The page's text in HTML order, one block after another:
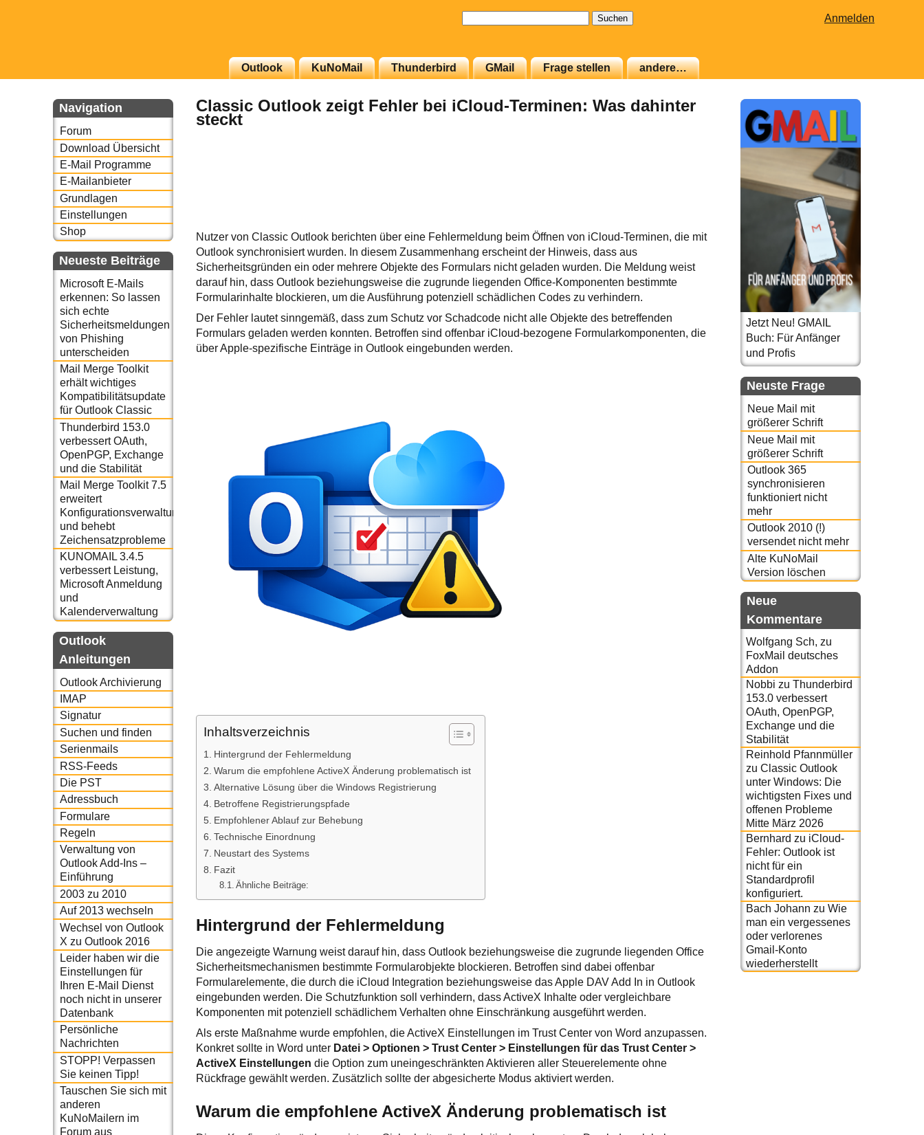
Anmelden
Outlook KuNoMail Thunderbird GMail Frage stellen andere…
Navigation
Forum
Download Übersicht
E-Mail Programme
E-Mailanbieter
Grundlagen
Einstellungen
Shop
Neueste Beiträge
Microsoft E-Mails
erkennen: So lassen
sich echte
Sicherheitsmeldungen
von Phishing
unterscheiden
Mail Merge Toolkit
erhält wichtiges
Kompatibilitätsupdate
für Outlook Classic
Thunderbird 153.0
verbessert OAuth,
OpenPGP, Exchange
und die Stabilität
Mail Merge Toolkit 7.5
erweitert
Konfigurationsverwaltung
und behebt
Zeichensatzprobleme
KUNOMAIL 3.4.5
verbessert Leistung,
Microsoft Anmeldung
und
Kalenderverwaltung
Outlook
Anleitungen
Outlook Archivierung
IMAP
Signatur
Suchen und finden
Serienmails
RSS-Feeds
Die PST
Adressbuch
Formulare
Regeln
Verwaltung von
Outlook Add-Ins –
Einführung
2003 zu 2010
Auf 2013 wechseln
Wechsel von Outlook
X zu Outlook 2016
Leider haben wir die
Einstellungen für
Ihren E-Mail Dienst
noch nicht in unserer
Datenbank
Persönliche
Nachrichten
STOPP! Verpassen
Sie keinen Tipp!
Tauschen Sie sich mit
anderen
KuNoMailern im
Forum aus
Classic Outlook zeigt Fehler bei iCloud-Terminen: Was dahinter
steckt
Nutzer von Classic Outlook berichten über eine Fehlermeldung beim Öffnen von iCloud-Terminen, die mit
Outlook synchronisiert wurden. In diesem Zusammenhang erscheint der Hinweis, dass aus
Sicherheitsgründen ein oder mehrere Objekte des Formulars nicht geladen wurden. Die Meldung weist
darauf hin, dass Outlook beziehungsweise die zugrunde liegenden Office-Komponenten bestimmte
Formularinhalte blockieren, um die Ausführung potenziell schädlichen Codes zu verhindern.
Der Fehler lautet sinngemäß, dass zum Schutz vor Schadcode nicht alle Objekte des betreffenden
Formulars geladen werden konnten. Betroffen sind offenbar iCloud-bezogene Formularkomponenten, die
über Apple-spezifische Einträge in Outlook eingebunden werden.
Inhaltsverzeichnis
Hintergrund der Fehlermeldung
Warum die empfohlene ActiveX Änderung problematisch ist
Alternative Lösung über die Windows Registrierung
Betroffene Registrierungspfade
Empfohlener Ablauf zur Behebung
Technische Einordnung
Neustart des Systems
Fazit
Ähnliche Beiträge:
Hintergrund der Fehlermeldung
Die angezeigte Warnung weist darauf hin, dass Outlook beziehungsweise die zugrunde liegenden Office
Sicherheitsmechanismen bestimmte Formularobjekte blockieren. Betroffen sind dabei offenbar
Formularelemente, die durch die iCloud Integration beziehungsweise das Apple DAV Add In in Outlook
eingebunden werden. Die Schutzfunktion soll verhindern, dass ActiveX Inhalte oder vergleichbare
Komponenten mit potenziell schädlichem Verhalten ohne Einschränkung ausgeführt werden.
Als erste Maßnahme wurde empfohlen, die ActiveX Einstellungen im Trust Center von Word anzupassen.
Konkret sollte in Word unter Datei > Optionen > Trust Center > Einstellungen für das Trust Center >
ActiveX Einstellungen die Option zum uneingeschränkten Aktivieren aller Steuerelemente ohne
Rückfrage gewählt werden. Zusätzlich sollte der abgesicherte Modus aktiviert werden.
Warum die empfohlene ActiveX Änderung problematisch ist
Jetzt Neu! GMAIL
Buch: Für Anfänger
und Profis
Neuste Frage
Neue Mail mit
größerer Schrift
Neue Mail mit
größerer Schrift
Outlook 365
synchronisieren
funktioniert nicht
mehr
Outlook 2010 (!)
versendet nicht mehr
Alte KuNoMail
Version löschen
Neue
Kommentare
Wolfgang Sch, zu
FoxMail deutsches
Addon
Nobbi zu Thunderbird
153.0 verbessert
OAuth, OpenPGP,
Exchange und die
Stabilität
Reinhold Pfannmüller
zu Classic Outlook
unter Windows: Die
wichtigsten Fixes und
offenen Probleme
Mitte März 2026
Bernhard zu iCloud-
Fehler: Outlook ist
nicht für ein
Standardprofil
konfiguriert.
Bach Johann zu Wie
man ein vergessenes
oder verlorenes
Gmail-Konto
wiederherstellt
Newsletter
Email für Sie
oder auch